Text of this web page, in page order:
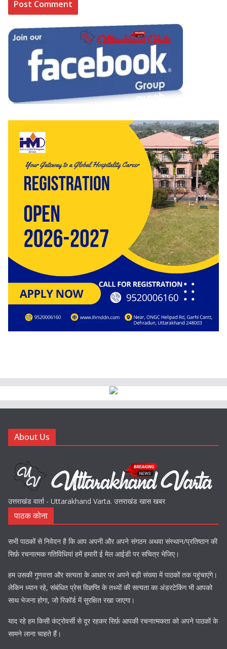
About Us
उत्तराखंड वार्ता - Uttarakhand Varta. उत्तराखंड खास खबर
पाठक कोना
सभी पाठकों से निवेदन है कि आप अपनी और अपने संगठन अथवा संस्थान/प्रतिष्ठान की
सिर्फ़ रचनात्मक गतिविधियां हमें हमारी ई मेल आईडी पर सचित्र भेजिए।
हम उसकी गुणवत्ता और सत्यता के आधार पर अपने बड़ी संख्या में पाठकों तक पहुंचाएंगे।
लेकिन ध्यान रहे, संबंधित प्रेस विज्ञप्ति के तथ्यों की सत्यता का अंडरटेकिंग भी आपको
साथ भेजना होगा, जो रिकॉर्ड में सुरक्षित रखा जाएगा।
याद रहे हम किसी कंट्रोवर्सी से दूर रहकर सिर्फ़ आपकी रचनात्मकता को अपने पाठकों के
सामने लाना चाहते हैं।